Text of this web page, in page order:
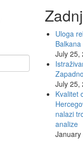
Uloga
Balkana
July 25,
July 25,
Kvalitet
nalazi
analize
January